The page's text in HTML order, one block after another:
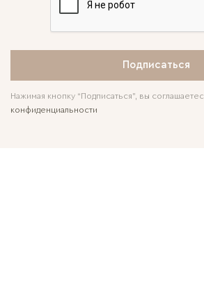
Подписаться
Нажимая кнопку “Подписаться”, вы
конфиденциальности